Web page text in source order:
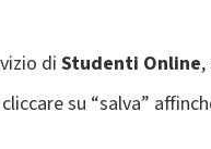
di Studenti Online
su “salva”